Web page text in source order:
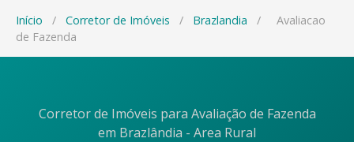
Início / Corretor de Imóveis / Brazlandia /
Avaliacao
de Fazenda
Corretor de Imóveis para Avaliação de Fazenda
em Brazlândia - Area Rural